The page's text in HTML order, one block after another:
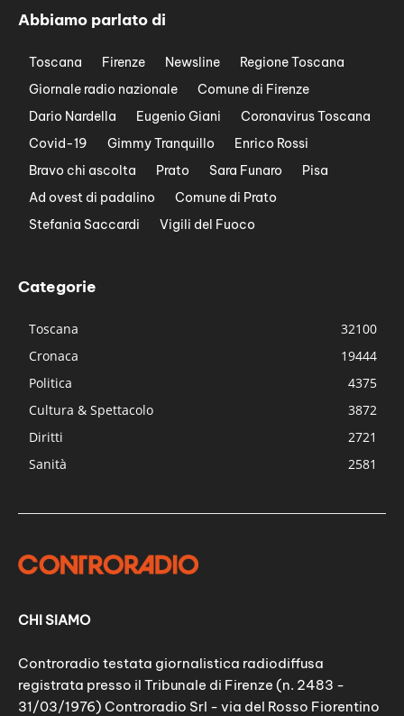
Abbiamo parlato di
Toscana Firenze Newsline
Regione Toscana
Giornale radio nazionale
Comune di Firenze
Dario Nardella
Eugenio Giani
Coronavirus Toscana
Covid-19
Gimmy Tranquillo
Enrico Rossi
Bravo chi ascolta
Prato Sara Funaro
Pisa
Ad ovest di padalino
Comune di Prato
Stefania Saccardi
Vigili del Fuoco
Categorie
Toscana
32100
Cronaca
19444
Politica
4375
Cultura & Spettacolo
3872
Diritti
2721
Sanità
2581
CHI SIAMO
Controradio testata giornalistica radiodiffusa
registrata presso il Tribunale di Firenze (n. 2483 -
31/03/1976) Controradio Srl - via del Rosso Fiorentino